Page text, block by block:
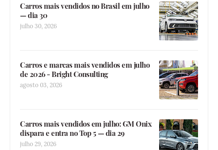
Carros mais vendidos no Brasil em julho
— dia 30
julho 30, 2026
Carros e marcas mais vendidos em julho
de 2026 - Bright Consulting
agosto 03, 2026
Carros mais vendidos em julho: GM Onix
dispara e entra no Top 5 — dia 29
julho 29, 2026